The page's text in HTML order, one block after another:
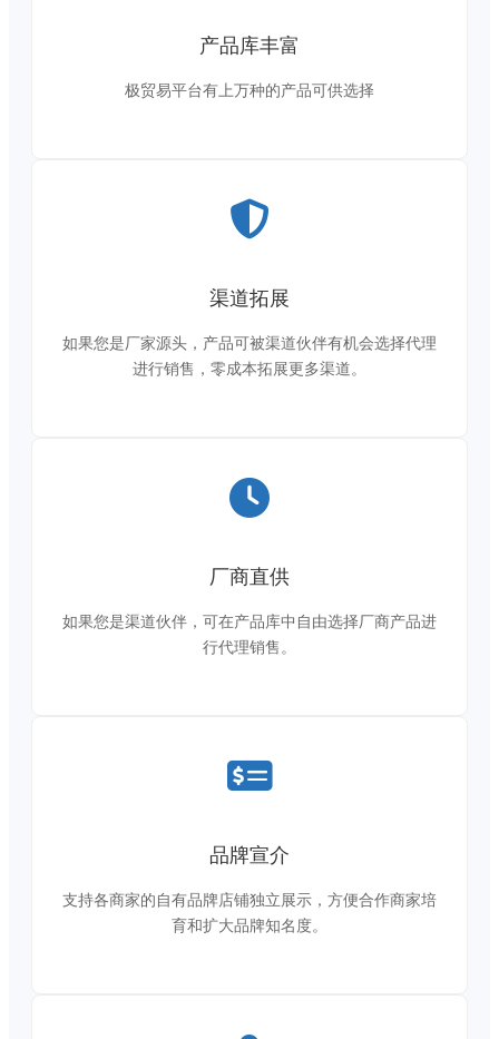
产品库丰富
极贸易平台有上万种的产品可供选择
渠道拓展
如果您是厂家源头，产品可被渠道伙伴有机会选择代理
进行销售，零成本拓展更多渠道。
厂商直供
如果您是渠道伙伴，可在产品库中自由选择厂商产品进
行代理销售。
品牌宣介
支持各商家的自有品牌店铺独立展示，方便合作商家培
育和扩大品牌知名度。